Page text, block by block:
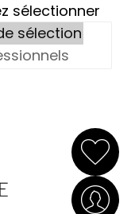
sélectionner